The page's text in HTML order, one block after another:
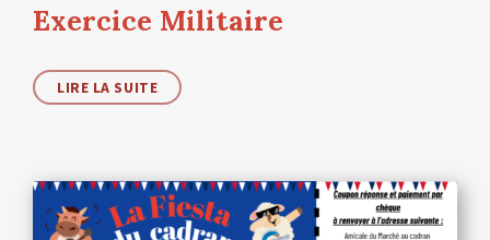
Exercice Militaire
LIRE LA SUITE